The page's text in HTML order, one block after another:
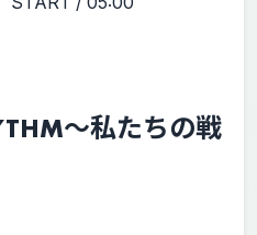
～私たちの戦